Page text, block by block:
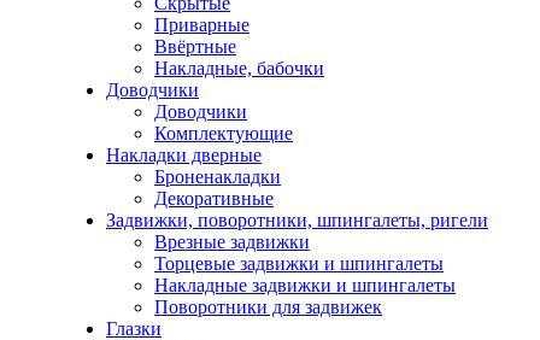
Приварные
Ввёртные
Накладные, бабочки
Доводчики
Доводчики
Комплектующие
Накладки дверные
Броненакладки
Декоративные
Задвижки, поворотники, шпингалеты, ригели
Врезные задвижки
Торцевые задвижки и шпингалеты
Накладные задвижки и шпингалеты
Поворотники для задвижек
Глазки